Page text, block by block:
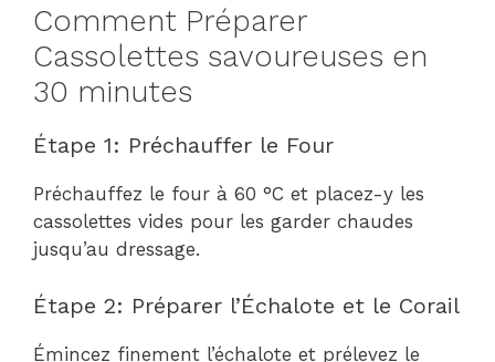
Comment Préparer
Cassolettes savoureuses en
30 minutes
Étape 1: Préchauffer le Four
Préchauffez le four à 60 °C et placez-y les
cassolettes vides pour les garder chaudes
jusqu’au dressage.
Étape 2: Préparer l’Échalote et le Corail
Émincez finement l’échalote et prélevez le